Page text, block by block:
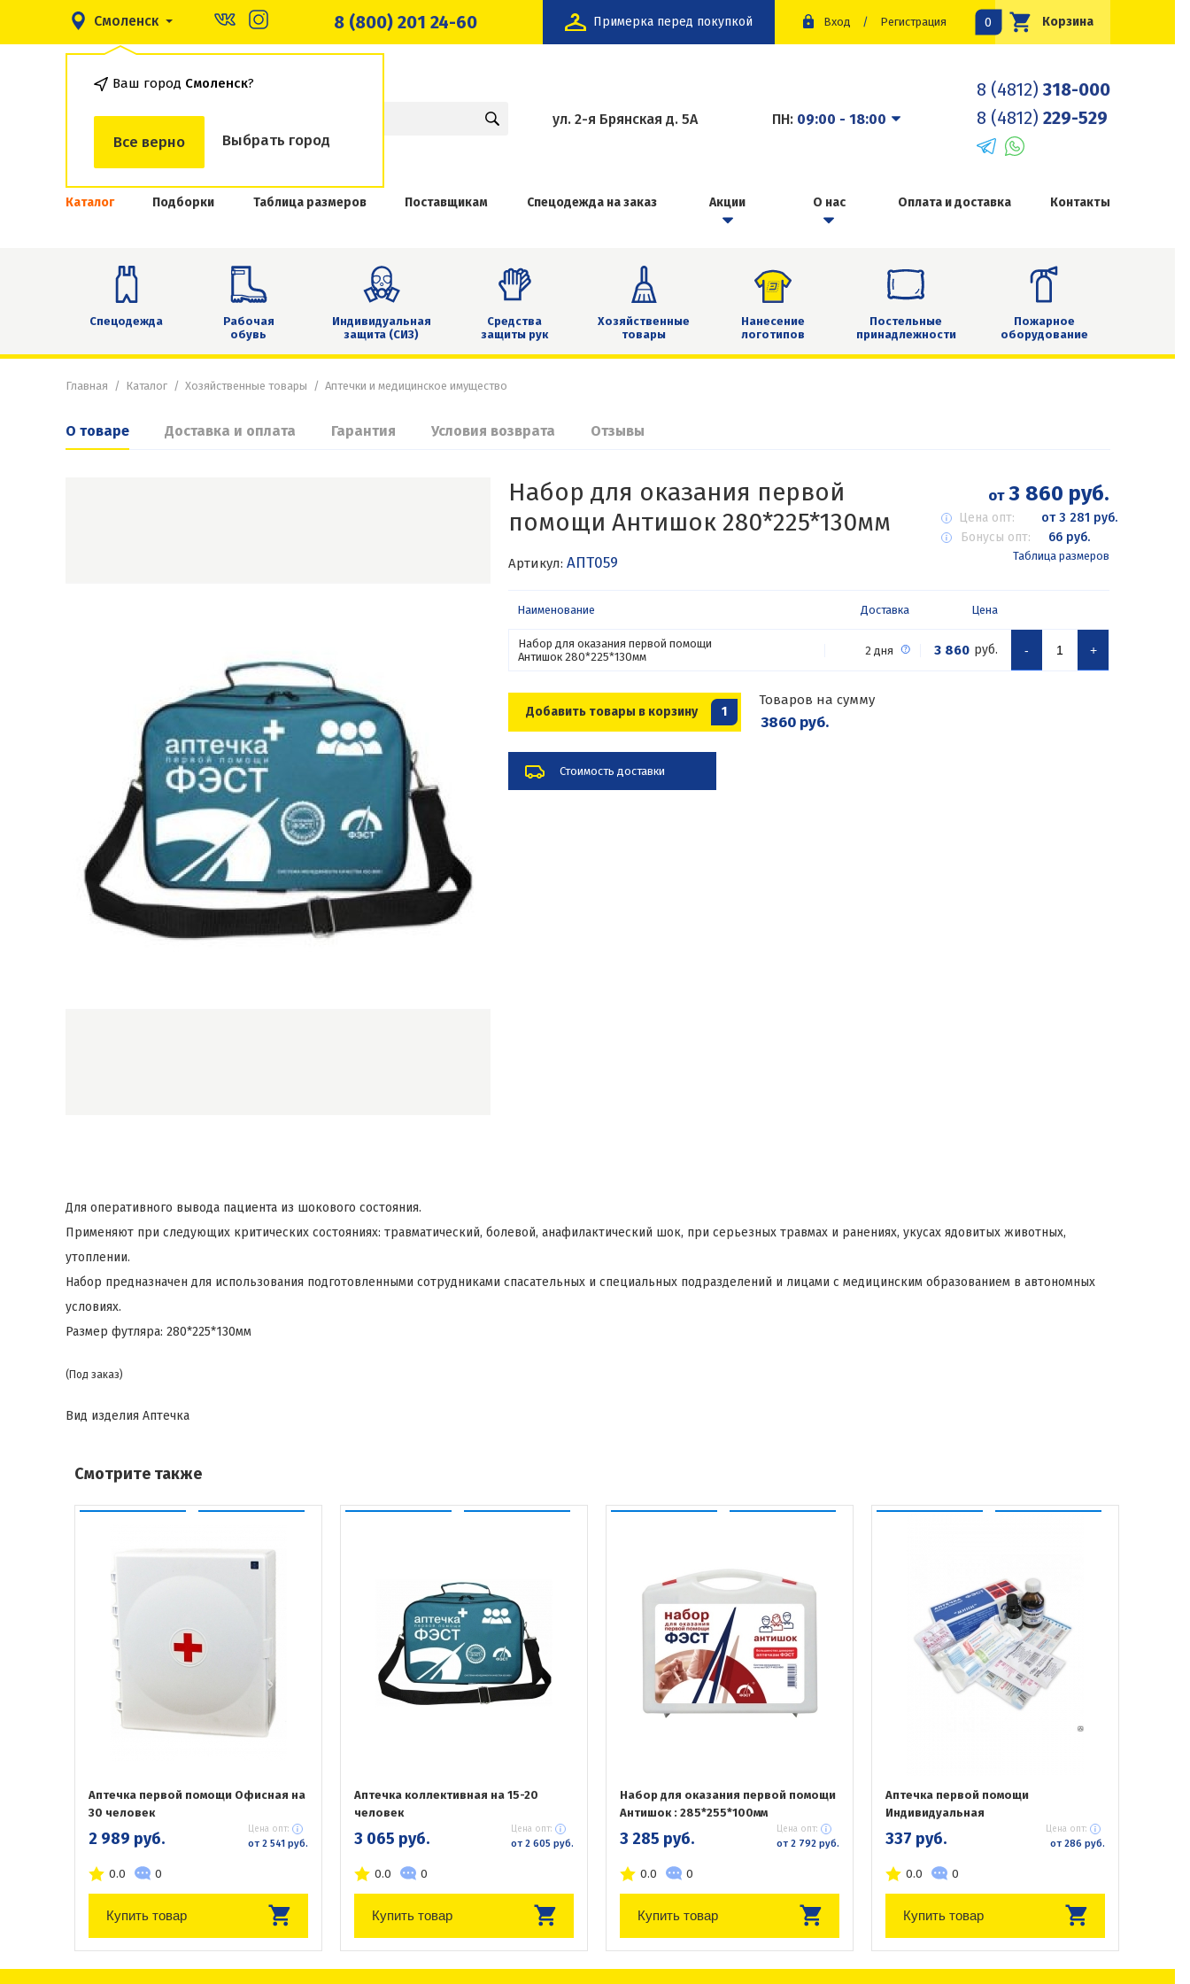
Смоленск
Ваш город Смоленск?
Все верно Выбрать город
8 (800) 201 24-60 Примерка перед покупкой Вход / Регистрация Корзина
0
ул. 2-я Брянская д. 5А ПН: 09:00 - 18:00
8 (4812) 318-000
8 (4812) 229-529
Каталог Подборки Таблица размеров Поставщикам Спецодежда на заказ Акции О нас Оплата и доставка Контакты
Спецодежда
Рабочая
обувь
Индивидуальная
защита (СИЗ)
Средства
защиты рук
Хозяйственные
товары
Нанесение
логотипов
Постельные
принадлежности
Пожарное
оборудование
Главная Каталог Хозяйственные товары Аптечки и медицинское имущество
О товаре Доставка и оплата Гарантия Условия возврата Отзывы
Набор для оказания первой
помощи Антишок 280*225*130мм
Артикул: АПТ059
от3 860 руб.
Цена опт:
от 3 281 руб.
Бонусы опт:
66 руб.
Таблица размеров
Наименование Доставка Цена
Набор для оказания первой помощи
Антишок 280*225*130мм
2 дня 3 860 руб. - +
Добавить товары в корзину 1
Товаров на сумму
3860 руб.
Стоимость доставки
Для оперативного вывода пациента из шокового состояния.
Применяют при следующих критических состояниях: травматический, болевой, анафилактический шок, при серьезных травмах и ранениях, укусах ядовитых животных,
утоплении.
Набор предназначен для использования подготовленными сотрудниками спасательных и специальных подразделений и лицами с медицинским образованием в автономных
условиях.
Размер футляра: 280*225*130мм
(Под заказ)
Вид изделия Аптечка
Смотрите также
Аптечка первой помощи Офисная на
30 человек
2 989 руб. Цена опт:
от 2 541 руб.
0.0 0
Купить товар
Аптечка коллективная на 15-20
человек
3 065 руб. Цена опт:
от 2 605 руб.
0.0 0
Купить товар
Набор для оказания первой помощи
Антишок : 285*255*100мм
3 285 руб. Цена опт:
от 2 792 руб.
0.0 0
Купить товар
Аптечка первой помощи
Индивидуальная
337 руб. Цена опт:
от 286 руб.
0.0 0
Купить товар